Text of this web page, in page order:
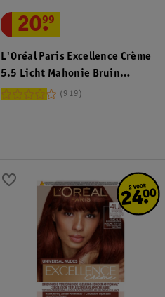
L'Oréal Paris Excellence Crème
5.5 Licht Mahonie Bruin
Permanente Haarverf
20.
99
919